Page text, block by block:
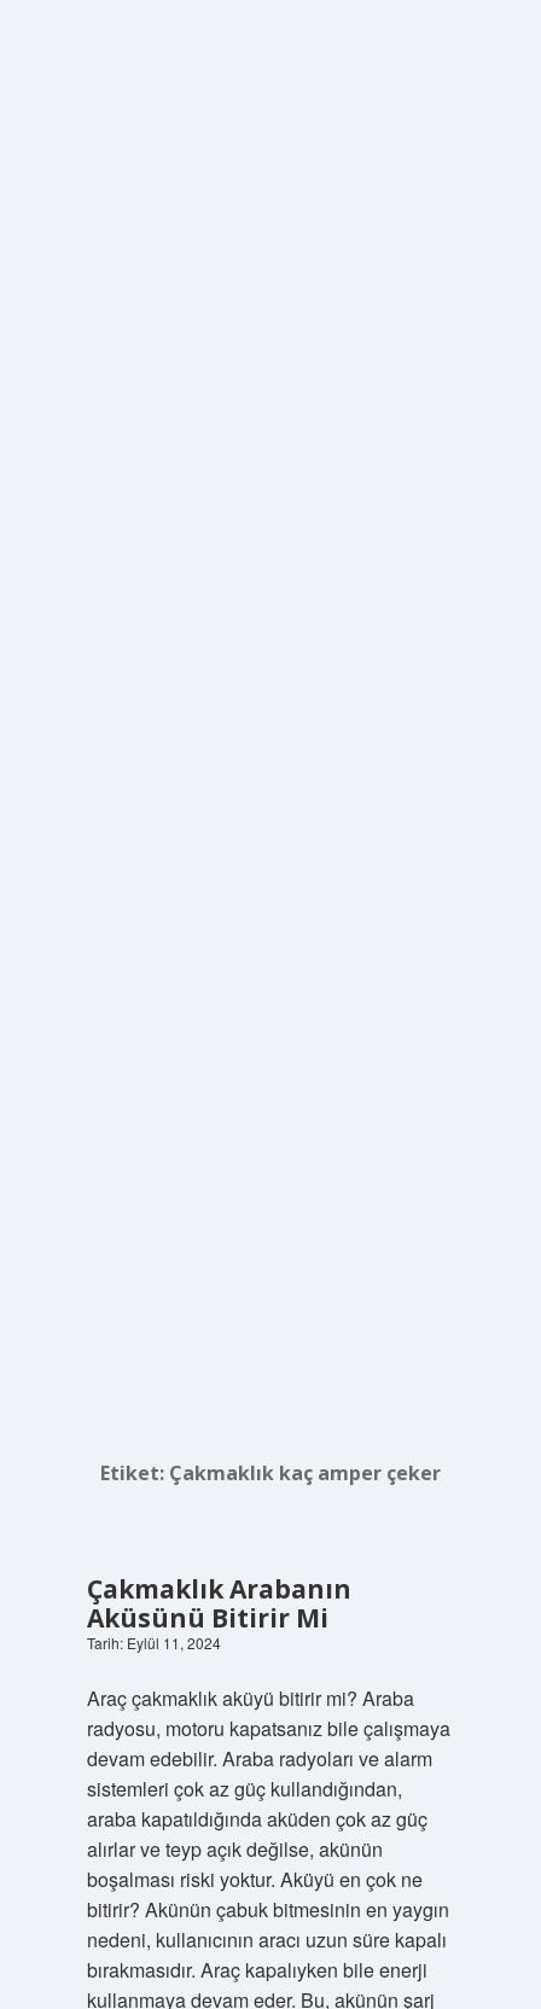
Etiket: Çakmaklık kaç amper çeker
Çakmaklık Arabanın
Aküsünü Bitirir Mi
Tarih: Eylül 11, 2024
Araç çakmaklık aküyü bitirir mi? Araba
radyosu, motoru kapatsanız bile çalışmaya
devam edebilir. Araba radyoları ve alarm
sistemleri çok az güç kullandığından,
araba kapatıldığında aküden çok az güç
alırlar ve teyp açık değilse, akünün
boşalması riski yoktur. Aküyü en çok ne
bitirir? Akünün çabuk bitmesinin en yaygın
nedeni, kullanıcının aracı uzun süre kapalı
bırakmasıdır. Araç kapalıyken bile enerji
kullanmaya devam eder. Bu, akünün şarj